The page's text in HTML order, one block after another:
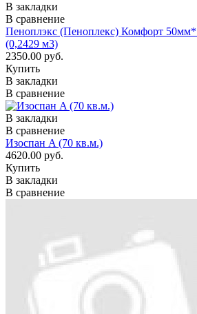
В закладки
В сравнение
Пеноплэкс (Пеноплекс) Комфорт
(0,2429 м3)
2350.00 руб.
Купить
В закладки
В сравнение
В закладки
В сравнение
Изоспан A (70 кв.м.)
4620.00 руб.
Купить
В закладки
В сравнение